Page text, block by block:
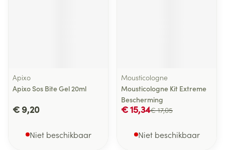
Apixo
Apixo Sos Bite Gel 20ml
€ 9,20
Niet beschikbaar
Mousticologne
Mousticologne Kit Extreme
Bescherming
€ 17,05
€ 15,34
Niet beschikbaar